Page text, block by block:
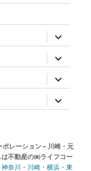
expand
child
menu
expand
child
menu
expand
child
menu
expand
child
menu
レーション – 川崎・元
不動産の㈱ライフコー
神奈川・川崎・横浜・東